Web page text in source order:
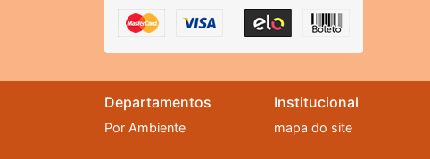
Departamentos
Por Ambiente
Institucional
mapa do site